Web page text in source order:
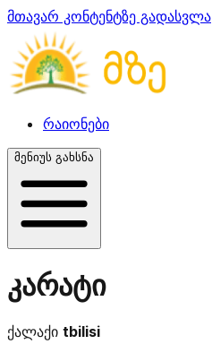
მთავარ კონტენტზე გადასვლა
რაიონები
მენიუს გახსნა
კარატი
ქალაქი tbilisi